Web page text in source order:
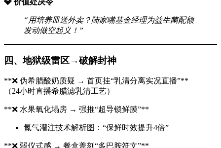
💎 价值处决令
“用培养皿送外卖？陆家嘴基金经理为益生菌配额
发动做空起义！”
四、地狱级雷区→破解封神
​**❌ 伪希腊酸奶质疑 → 首页挂“乳清分离实况直播”​**​
（24小时直播希腊滤乳清工艺）
​**❌ 水果氧化塌房 → 强推“超导锁鲜膜”​**​
氮气灌注技术解析图：“保鲜时效提升4倍”
​**❌ 弱仪式感 → 餐盒盖刻“多巴胺符文”​**​